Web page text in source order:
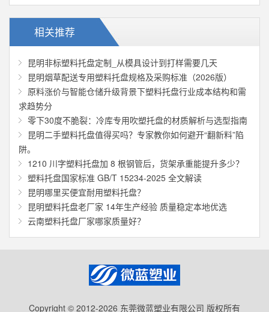
相关推荐
昆明非标塑料托盘定制_从模具设计到打样需要几天
昆明烟草配送专用塑料托盘规格及采购标准（2026版）
原料涨价与智能仓储升级背景下塑料托盘行业成本结构和需
求趋势分
零下30度不脆裂：冷库专用吹塑托盘的材质解析与选型指南
昆明二手塑料托盘值得买吗？专家教你如何避开“翻新料”陷
阱。
1210 川字塑料托盘加 8 根钢管后，货架承重能提升多少？
塑料托盘国家标准 GB/T 15234-2025 全文解读
昆明哪里买便宜耐用塑料托盘？
昆明塑料托盘老厂家 14年生产经验 质量稳定本地优选
云南塑料托盘厂家哪家质量好？
Copyright © 2012-2026 东莞微蓝塑业有限公司 版权所有